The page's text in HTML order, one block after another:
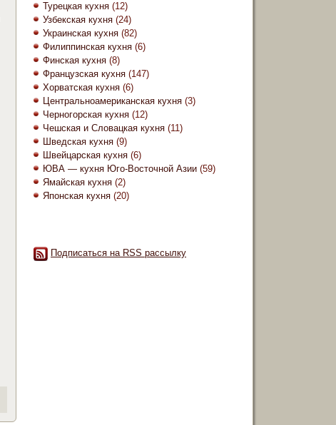
Турецкая кухня (12)
Узбекская кухня (24)
Украинская кухня (82)
Филиппинская кухня (6)
Финская кухня (8)
Французская кухня (147)
Хорватская кухня (6)
Центральноамериканская кухня (3)
Черногорская кухня (12)
Чешская и Словацкая кухня (11)
Шведская кухня (9)
Швейцарская кухня (6)
ЮВА — кухня Юго-Восточной Азии (59)
Ямайская кухня (2)
Японская кухня (20)
Подписаться на RSS рассылку